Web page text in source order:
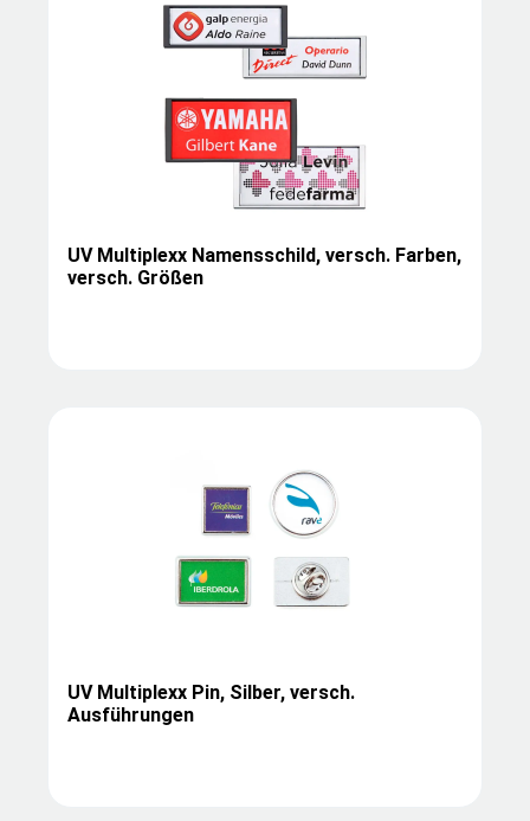
UV Multiplexx Namensschild, versch. Farben,
versch. Größen
UV Multiplexx Pin, Silber, versch.
Ausführungen